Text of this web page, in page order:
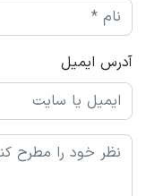
آدرس ایمیل